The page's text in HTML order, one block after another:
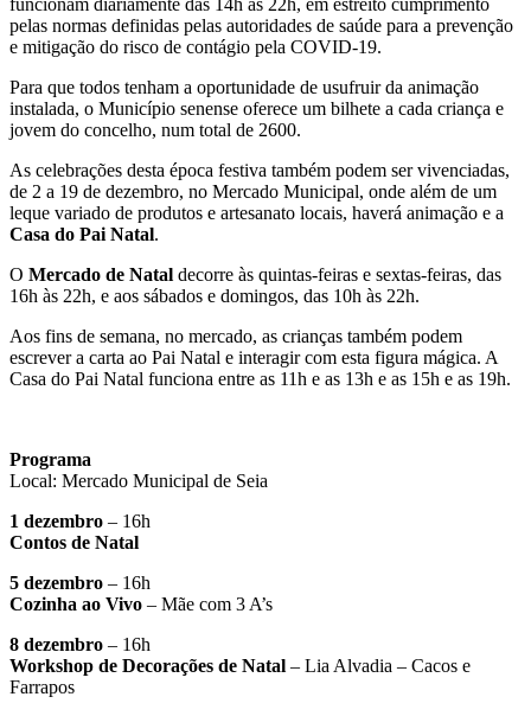
funcionam diariamente das 14h às 22h, em estreito cumprimento
pelas normas definidas pelas autoridades de saúde para a prevenção
e mitigação do risco de contágio pela COVID-19.
Para que todos tenham a oportunidade de usufruir da animação
instalada, o Município senense oferece um bilhete a cada criança e
jovem do concelho, num total de 2600.
As celebrações desta época festiva também podem ser vivenciadas,
de 2 a 19 de dezembro, no Mercado Municipal, onde além de um
leque variado de produtos e artesanato locais, haverá animação e a
Casa do Pai Natal.
O Mercado de Natal decorre às quintas-feiras e sextas-feiras, das
16h às 22h, e aos sábados e domingos, das 10h às 22h.
Aos fins de semana, no mercado, as crianças também podem
escrever a carta ao Pai Natal e interagir com esta figura mágica. A
Casa do Pai Natal funciona entre as 11h e as 13h e as 15h e as 19h.
Programa
Local: Mercado Municipal de Seia
1 dezembro – 16h
Contos de Natal
5 dezembro – 16h
Cozinha ao Vivo – Mãe com 3 A’s
8 dezembro – 16h
Workshop de Decorações de Natal – Lia Alvadia – Cacos e
Farrapos